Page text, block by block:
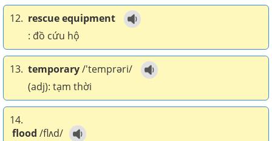
12. rescue equipment
: đồ cứu hộ
13. temporary/'temprəri/
(adj): tạm thời
14.
flood /flʌd/